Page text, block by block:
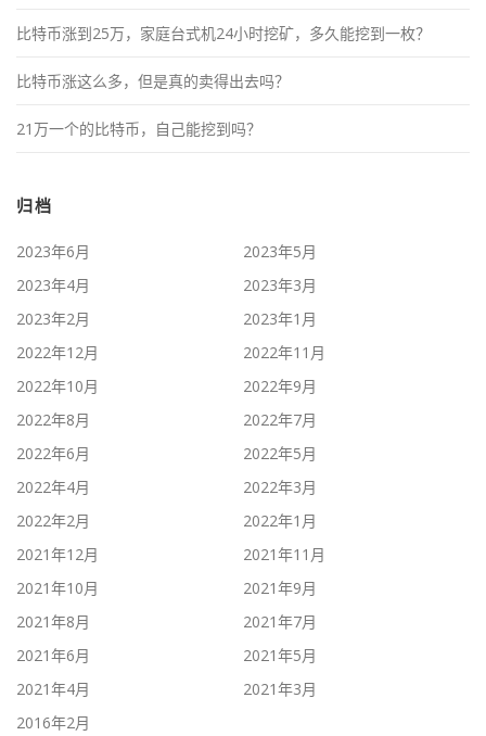
比特币涨到25万，家庭台式机24小时挖矿，多久能挖到一枚？
比特币涨这么多，但是真的卖得出去吗？
21万一个的比特币，自己能挖到吗？
归档
2023年6月
2023年5月
2023年4月
2023年3月
2023年2月
2023年1月
2022年12月
2022年11月
2022年10月
2022年9月
2022年8月
2022年7月
2022年6月
2022年5月
2022年4月
2022年3月
2022年2月
2022年1月
2021年12月
2021年11月
2021年10月
2021年9月
2021年8月
2021年7月
2021年6月
2021年5月
2021年4月
2021年3月
2016年2月